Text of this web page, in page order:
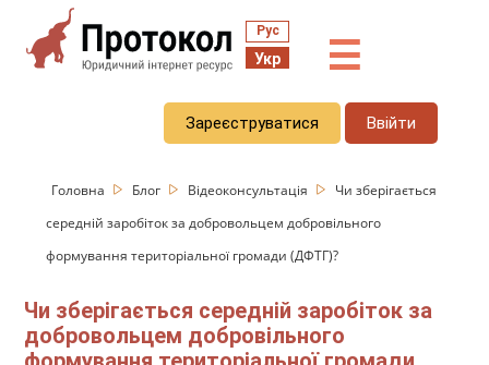
Рус
Укр ☰
Зареєструватися Ввійти
Головна Блог Відеоконсультація
Чи зберігається
середній заробіток за добровольцем добровільного
формування територіальної громади (ДФТГ)?
Чи зберігається середній заробіток за
добровольцем добровільного